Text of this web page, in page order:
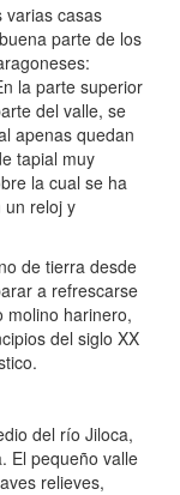
casas
parte de los
la parte superior
del valle, se
apenas quedan
tapial muy
la cual se ha
un reloj y
de tierra desde
a refrescarse
molino harinero,
del siglo XX
del río Jiloca,
El pequeño valle
relieves,